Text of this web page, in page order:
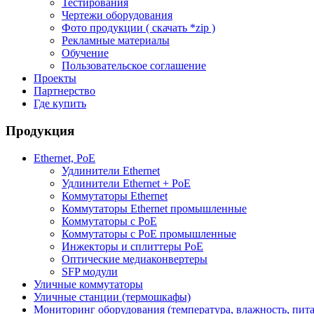
Тестирования
Чертежи оборудования
Фото продукции ( скачать *zip )
Рекламные материалы
Обучение
Пользовательское соглашение
Проекты
Партнерство
Где купить
Продукция
Ethernet, PoE
Удлинители Ethernet
Удлинители Ethernet + PoE
Коммутаторы Ethernet
Коммутаторы Ethernet промышленные
Коммутаторы с PoE
Коммутаторы с PoE промышленные
Инжекторы и сплиттеры PoE
Оптические медиаконвертеры
SFP модули
Уличные коммутаторы
Уличные станции (термошкафы)
Мониторинг оборудования (температура, влажность,